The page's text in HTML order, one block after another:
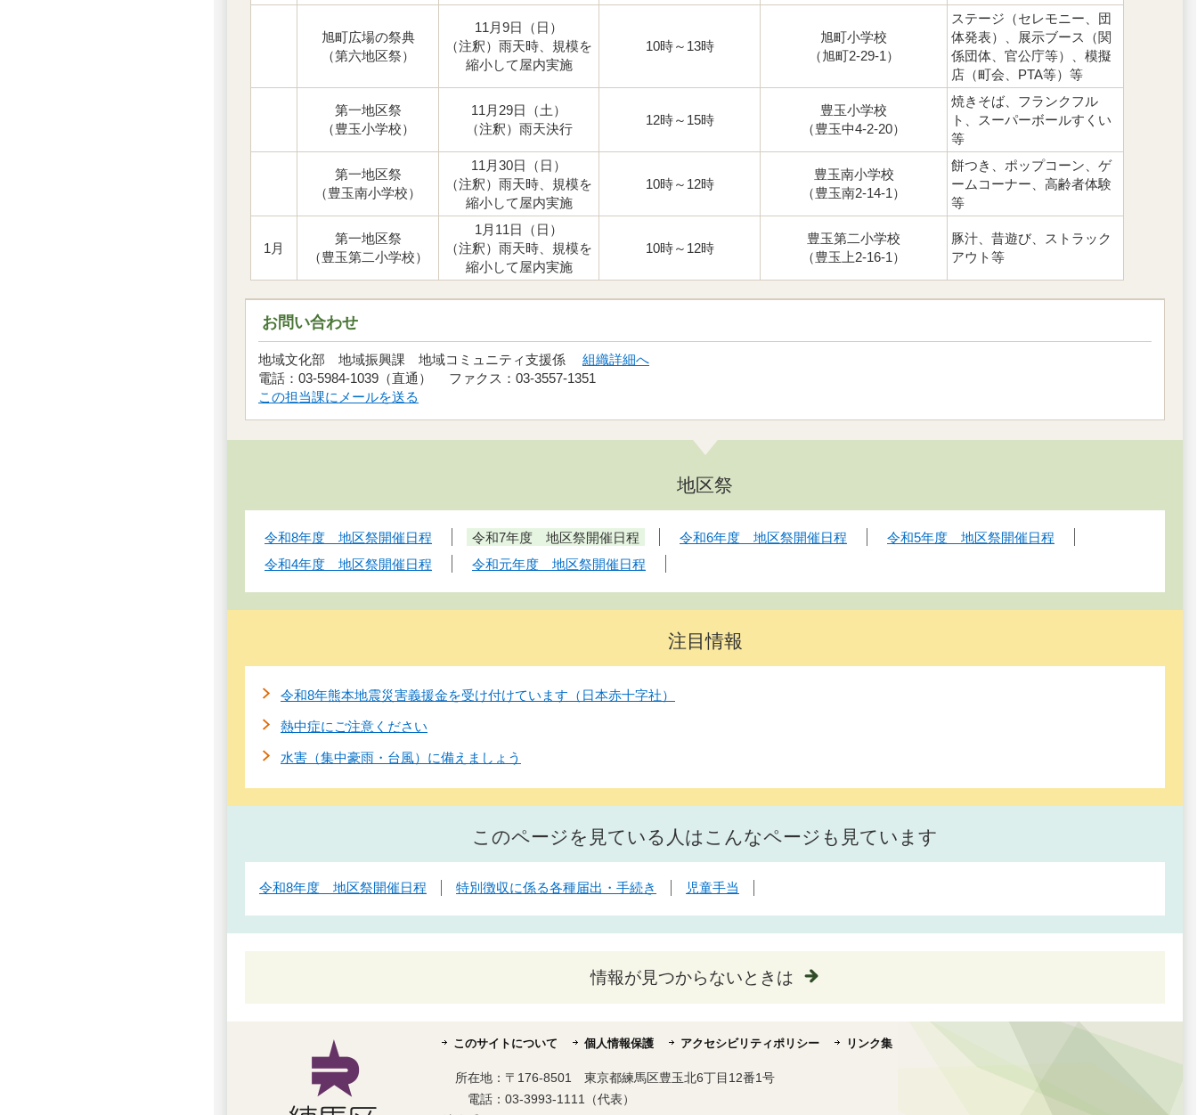
旭町広場の祭典
（第六地区祭）
11月9日（日）
（注釈）雨天時、規模を
縮小して屋内実施
10時～13時
旭町小学校
（旭町2-29-1）
ステージ（セレモニー、団
体発表）、展示ブース（関
係団体、官公庁等）、模擬
店（町会、PTA等）等
第一地区祭
（豊玉小学校）
11月29日（土）
（注釈）雨天決行
12時～15時
豊玉小学校
（豊玉中4-2-20）
焼きそば、フランクフル
ト、スーパーボールすくい
等
第一地区祭
（豊玉南小学校）
11月30日（日）
（注釈）雨天時、規模を
縮小して屋内実施
10時～12時
豊玉南小学校
（豊玉南2-14-1）
餅つき、ポップコーン、ゲ
ームコーナー、高齢者体験
等
1月
第一地区祭
（豊玉第二小学校）
1月11日（日）
（注釈）雨天時、規模を
縮小して屋内実施
10時～12時
豊玉第二小学校
（豊玉上2-16-1）
豚汁、昔遊び、ストラック
アウト等
お問い合わせ
地域文化部 地域振興課 地域コミュニティ支援係 組織詳細へ
電話：03-5984-1039（直通） ファクス：03-3557-1351
この担当課にメールを送る
地区祭
令和8年度 地区祭開催日程 令和7年度 地区祭開催日程 令和6年度 地区祭開催日程
令和5年度 地区祭開催日程
令和4年度 地区祭開催日程
令和元年度 地区祭開催日程
注目情報
令和8年熊本地震災害義援金を受け付けています（日本赤十字社）
熱中症にご注意ください
水害（集中豪雨・台風）に備えましょう
このページを見ている人はこんなページも見ています
令和8年度 地区祭開催日程 特別徴収に係る各種届出・手続き 児童手当
情報が見つからないときは
このサイトについて 個人情報保護 アクセシビリティポリシー リンク集
所在地： 〒176-8501 東京都練馬区豊玉北6丁目12番1号
電話： 03-3993-1111（代表）